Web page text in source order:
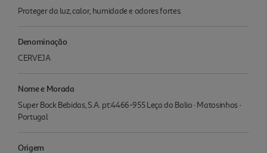
Proteger da luz, calor, humidade e odores fortes.
Denominação
CERVEJA
Nome e Morada
Super Bock Bebidas, S.A. pt:4466-955 Leça do Balio · Matosinhos ·
Portugal
Origem